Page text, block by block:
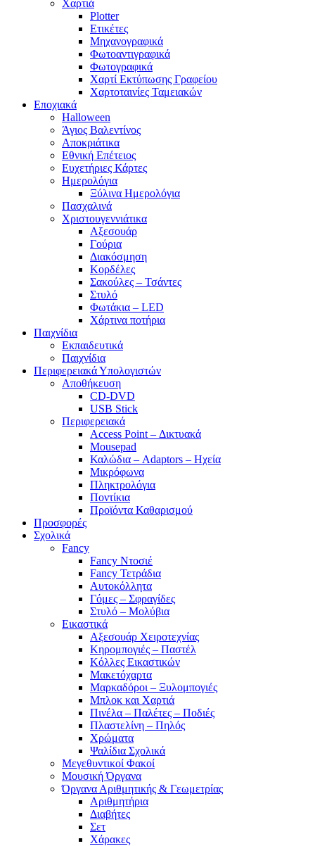
Χαρτιά
Plotter
Ετικέτες
Μηχανογραφικά
Φωτοαντιγραφικά
Φωτογραφικά
Χαρτί Εκτύπωσης Γραφείου
Χαρτοταινίες Ταμειακών
Εποχιακά
Halloween
Άγιος Βαλεντίνος
Αποκριάτικα
Εθνική Επέτειος
Ευχετήριες Κάρτες
Ημερολόγια
Ξύλινα Ημερολόγια
Πασχαλινά
Χριστουγεννιάτικα
Αξεσουάρ
Γούρια
Διακόσμηση
Κορδέλες
Σακούλες – Τσάντες
Στυλό
Φωτάκια – LED
Χάρτινα ποτήρια
Παιχνίδια
Εκπαιδευτικά
Παιχνίδια
Περιφερειακά Υπολογιστών
Αποθήκευση
CD-DVD
USB Stick
Περιφερειακά
Access Point – Δικτυακά
Mousepad
Καλώδια – Adaptors – Ηχεία
Μικρόφωνα
Πληκτρολόγια
Ποντίκια
Προϊόντα Καθαρισμού
Προσφορές
Σχολικά
Fancy
Fancy Ντοσιέ
Fancy Τετράδια
Αυτοκόλλητα
Γόμες – Σφραγίδες
Στυλό – Μολύβια
Εικαστικά
Αξεσουάρ Χειροτεχνίας
Κηρομπογιές – Παστέλ
Κόλλες Εικαστικών
Μακετόχαρτα
Μαρκαδόροι – Ξυλομπογιές
Μπλοκ και Χαρτιά
Πινέλα – Παλέτες – Ποδιές
Πλαστελίνη – Πηλός
Χρώματα
Ψαλίδια Σχολικά
Μεγεθυντικοί Φακοί
Μουσική Όργανα
Όργανα Αριθμητικής & Γεωμετρίας
Αριθμητήρια
Διαβήτες
Σετ
Χάρακες